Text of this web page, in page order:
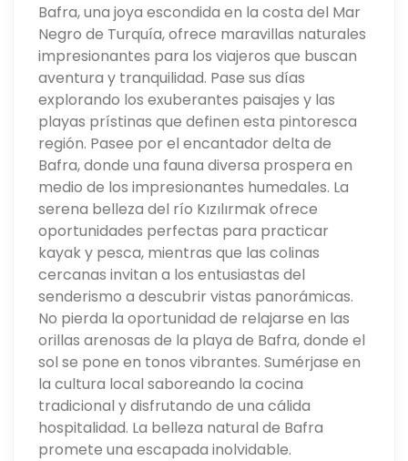
Bafra, una joya escondida en la costa del Mar
Negro de Turquía, ofrece maravillas naturales
impresionantes para los viajeros que buscan
aventura y tranquilidad. Pase sus días
explorando los exuberantes paisajes y las
playas prístinas que definen esta pintoresca
región. Pasee por el encantador delta de
Bafra, donde una fauna diversa prospera en
medio de los impresionantes humedales. La
serena belleza del río Kızılırmak ofrece
oportunidades perfectas para practicar
kayak y pesca, mientras que las colinas
cercanas invitan a los entusiastas del
senderismo a descubrir vistas panorámicas.
No pierda la oportunidad de relajarse en las
orillas arenosas de la playa de Bafra, donde el
sol se pone en tonos vibrantes. Sumérjase en
la cultura local saboreando la cocina
tradicional y disfrutando de una cálida
hospitalidad. La belleza natural de Bafra
promete una escapada inolvidable.